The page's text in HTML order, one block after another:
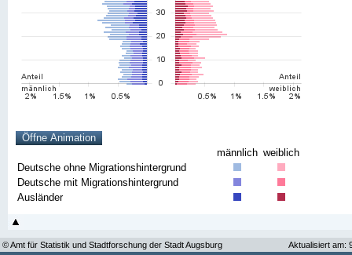
männlich weiblich
Deutsche ohne Migrationshintergrund
Deutsche mit Migrationshintergrund
Ausländer
© Amt für Statistik und Stadtforschung der Stadt Augsburg Aktualisiert am: